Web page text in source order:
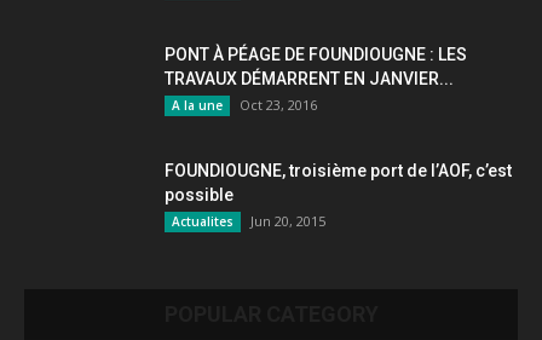
PONT À PÉAGE DE FOUNDIOUGNE : LES
TRAVAUX DÉMARRENT EN JANVIER...
A la une Oct 23, 2016
FOUNDIOUGNE, troisième port de l’AOF, c’est
possible
Actualites Jun 20, 2015